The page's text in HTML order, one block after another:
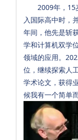
2009年，15
入国际高中时，
年间，他先是斩
学和计算机双学
领域的应用。
位，继续探索人
学术论文，获得
候我有一个简单